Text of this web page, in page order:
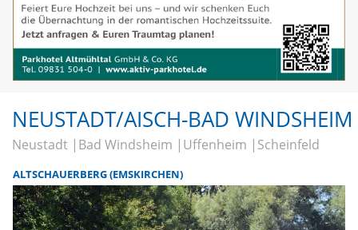
NEUSTADT/AISCH-BAD WINDSHEIM
Neustadt Bad Windsheim Uffenheim Scheinfeld
ALTSCHAUERBERG (EMSKIRCHEN)